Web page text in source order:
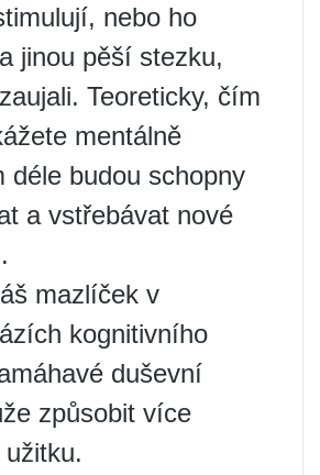
nebo ho
jinou pěší stezku,
Teoreticky, čím
mentálně
déle budou schopny
a vstřebávat nové
mazlíček v
kognitivního
duševní
způsobit více